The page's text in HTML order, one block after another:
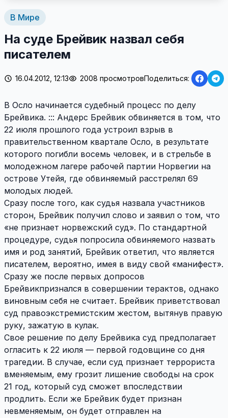
В Мире
На суде Брейвик назвал себя
писателем
16.04.2012, 12:13 2008 просмотровПоделиться:
В Осло начинается судебный процесс по делу
Брейвика. ::: Андерс Брейвик обвиняется в том, что
22 июля прошлого года устроил взрыв в
правительственном квартале Осло, в результате
которого погибли восемь человек, и в стрельбе в
молодежном лагере рабочей партии Норвегии на
острове Утейя, где обвиняемый расстрелял 69
молодых людей.
Сразу после того, как судья назвала участников
сторон, Брейвик получил слово и заявил о том, что
«не признает норвежский суд». По стандартной
процедуре, судья попросила обвиняемого назвать
имя и род занятий, Брейвик ответил, что является
писателем, вероятно, имея в виду свой «манифест».
Сразу же после первых допросов
Брейвикпризнался в совершении терактов, однако
виновным себя не считает. Брейвик приветствовал
суд правоэкстремистским жестом, вытянув правую
руку, зажатую в кулак.
Свое решение по делу Брейвика суд предполагает
огласить к 22 июля — первой годовщине со дня
трагедии. В случае, если суд признает террориста
вменяемым, ему грозит лишение свободы на срок
21 год, который суд сможет впоследствии
продлить. Если же Брейвик будет признан
невменяемым, он будет отправлен на